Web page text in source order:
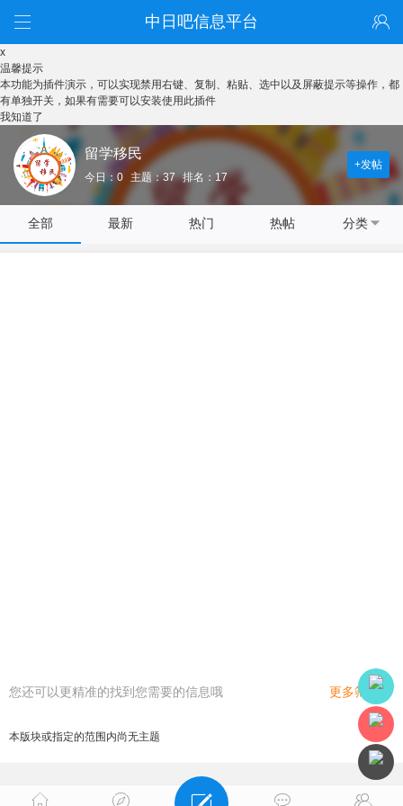
中日吧信息平台
x
温馨提示
本功能为插件演示，可以实现禁用右键、复制、粘贴、选中以及屏蔽提示等操作，都
有单独开关，如果有需要可以安装使用此插件
我知道了
留学移民
今日：0 主题：37 排名：17
+发帖
全部 最新 热门 热帖 分类
您还可以更精准的找到您需要的信息哦 更多筛选
本版块或指定的范围内尚无主题